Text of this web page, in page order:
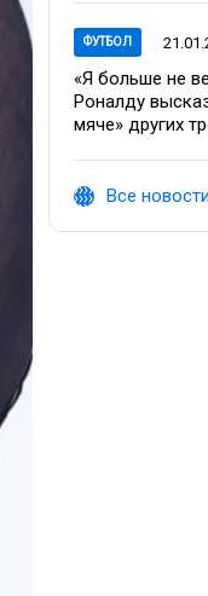
ФУТБОЛ
«Я больше не
Роналду
мяче» других
Все новости